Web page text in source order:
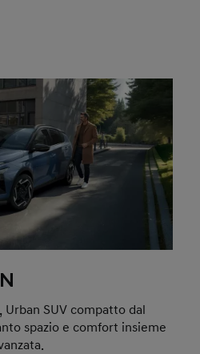
Urban SUV compatto dal
spazio e comfort insieme